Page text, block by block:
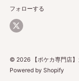
返品・返金について
配送について
お問い合わせ
フォローする
© 2026 【ポケカ専門店
Powered by Shopify